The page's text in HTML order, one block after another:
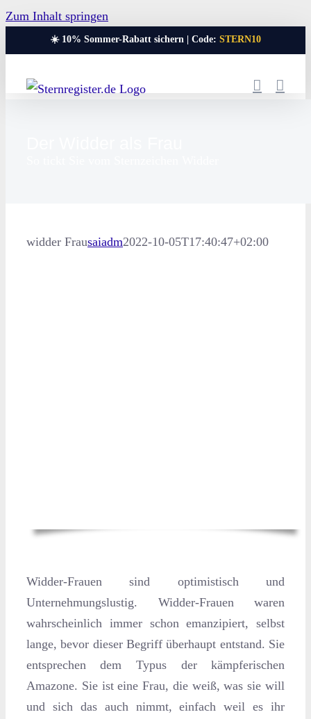
Zum Inhalt springen
☀️ 10% Sommer-Rabatt sichern | Code: STERN10
widder Frausaiadm2022-10-05T17:40:47+02:00
Widder-Frauen sind optimistisch und
Unternehmungslustig. Widder-Frauen waren
wahrscheinlich immer schon emanzipiert, selbst
lange, bevor dieser Begriff überhaupt entstand. Sie
entsprechen dem Typus der kämpferischen
Amazone. Sie ist eine Frau, die weiß, was sie will
und sich das auch nimmt, einfach weil es ihr